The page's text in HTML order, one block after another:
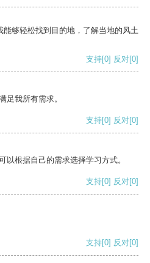
够轻松找到目的地，了解当地的风土
支持[0] 反对[0]
足我所有需求。
支持[0] 反对[0]
以根据自己的需求选择学习方式。
支持[0] 反对[0]
支持[0] 反对[0]